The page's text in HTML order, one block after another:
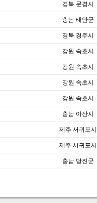
경북 문경시
충남 태안군
경북 경주시
강원 속초시
강원 속초시
강원 속초시
강원 속초시
충남 아산시
제주 서귀포시
제주 서귀포시
충남 당진군